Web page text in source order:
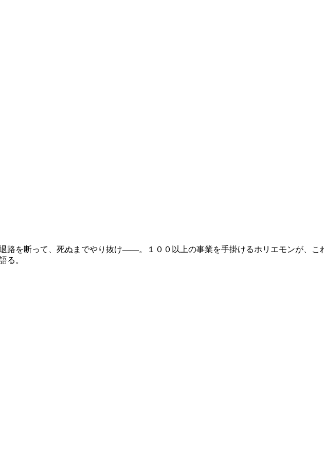
路を断って、死ぬまでやり抜け――。１００以上の事業を手掛けるホリエモンが、こ
る。